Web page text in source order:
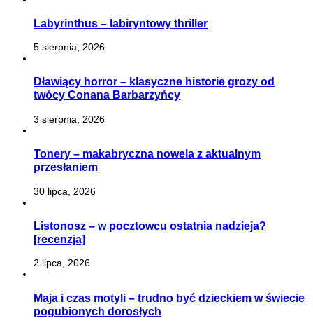
Labyrinthus – labiryntowy thriller
5 sierpnia, 2026
Dławiący horror – klasyczne historie grozy od
twócy Conana Barbarzyńcy
3 sierpnia, 2026
Tonery – makabryczna nowela z aktualnym
przesłaniem
30 lipca, 2026
Listonosz – w pocztowcu ostatnia nadzieja?
[recenzja]
2 lipca, 2026
Maja i czas motyli – trudno być dzieckiem w świecie
pogubionych dorosłych